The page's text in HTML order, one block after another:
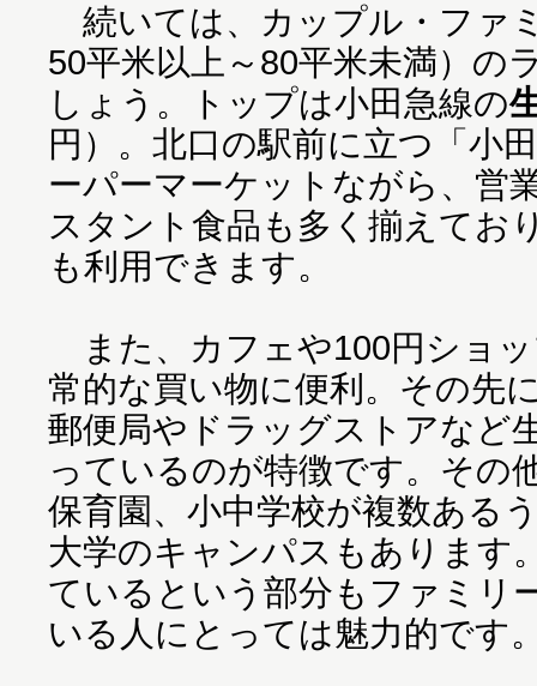
続いては、カップル・ファ
50平米以上～80平米未満）の
しょう。トップは小田急線の
円）。北口の駅前に立つ「小
ーパーマーケットながら、営
スタント食品も多く揃えてお
も利用できます。
また、カフェや100円ショ
常的な買い物に便利。その先
郵便局やドラッグストアなど
っているのが特徴です。その
保育園、小中学校が複数ある
大学のキャンパスもあります
ているという部分もファミリ
いる人にとっては魅力的です